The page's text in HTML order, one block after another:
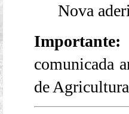
Nova
Importante:
comunicada
de